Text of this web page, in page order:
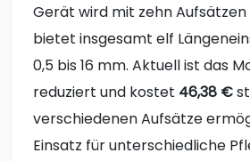
Gerät wird mit zehn
bietet insgesamt elf
0,5 bis 16 mm. Aktuell ist das
reduziert und kostet 46,38 €
verschiedenen Aufsätze
Einsatz für unterschiedliche